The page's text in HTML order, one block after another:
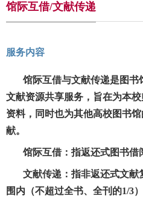
馆际互借/文献传递
服务内容
馆际互借与文献传递是图
文献资源共享服务，旨在为本
资料，同时也为其他高校图书
献。
馆际互借：指返还式图书借
文献传递：指非返还式文
围内（不超过全书、全刊的1/3